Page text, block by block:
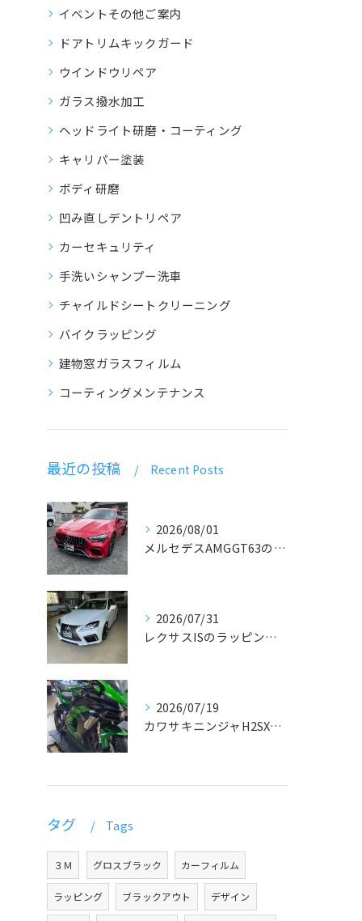
イベントその他ご案内
ドアトリムキックガード
ウインドウリペア
ガラス撥水加工
ヘッドライト研磨・コーティング
キャリパー塗装
ボディ研磨
凹み直しデントリペア
カーセキュリティ
手洗いシャンプー洗車
チャイルドシートクリーニング
バイクラッピング
建物窓ガラスフィルム
コーティングメンテナンス
最近の投稿 Recent Posts
2026/08/01
メルセデスAMGGT63のラッピング
2026/07/31
レクサスISのラッピングとデカール貼り
2026/07/19
カワサキニンジャH2SXラッピング
タグ Tags
３Ｍ グロスブラック カーフィルム
ラッピング ブラックアウト デザイン